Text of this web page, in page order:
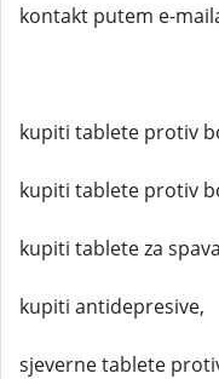
kontakt putem e-
kupiti tablete protiv
kupiti tablete protiv
kupiti tablete za
kupiti antidepresive,
sjeverne tablete